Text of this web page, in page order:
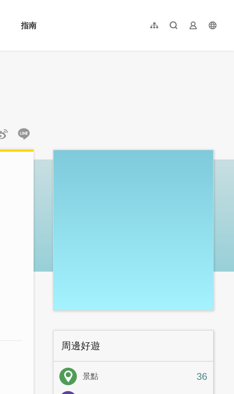
指南 網站導覽全文檢索業者登入
简体中文
:::
周邊好遊
景點 36